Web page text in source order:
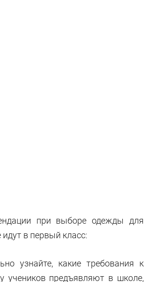
при выборе одежды для
идут в первый класс:
узнайте, какие требования к
учеников предъявляют в школе,